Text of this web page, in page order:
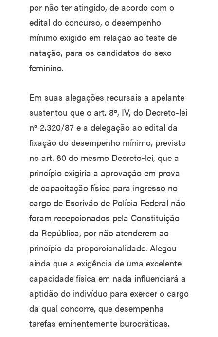
por não ter atingido, de acordo com o
edital do concurso, o desempenho
mínimo exigido em relação ao teste de
natação, para os candidatos do sexo
feminino.
Em suas alegações recursais a apelante
sustentou que o art. 8º, IV, do Decreto-lei
nº 2.320/87 e a delegação ao edital da
fixação do desempenho mínimo, previsto
no art. 60 do mesmo Decreto-lei, que a
princípio exigiria a aprovação em prova
de capacitação física para ingresso no
cargo de Escrivão de Polícia Federal não
foram recepcionados pela Constituição
da República, por não atenderem ao
princípio da proporcionalidade. Alegou
ainda que a exigência de uma excelente
capacidade física em nada influenciará a
aptidão do indivíduo para exercer o cargo
da qual concorre, que desempenha
tarefas eminentemente burocráticas.